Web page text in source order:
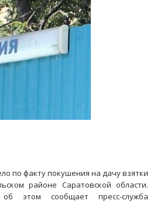
по факту покушения на дачу взятки
районе Саратовской области.
этом сообщает пресс-служба